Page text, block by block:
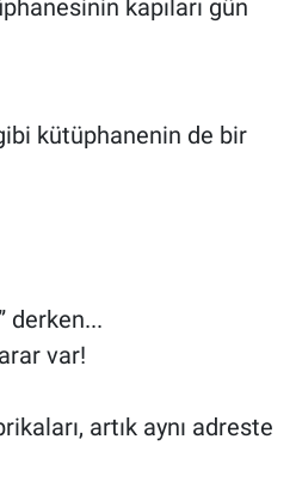
kapıları gün
kütüphanenin de bir
derken...
var!
artık aynı adreste